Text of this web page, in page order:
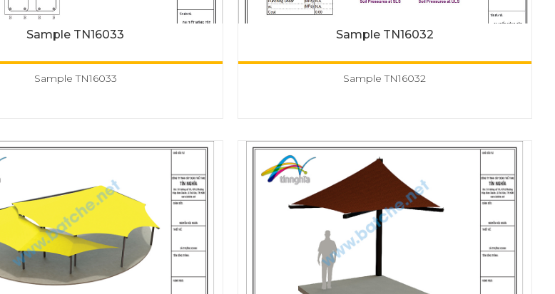
Sample TN16033
Sample TN16033
Sample TN16032
Sample TN16032